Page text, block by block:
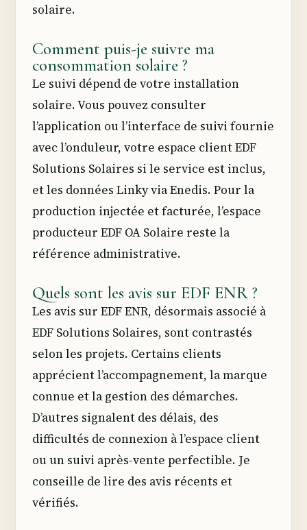
solaire.
Comment puis-je suivre ma
consommation solaire ?
Le suivi dépend de votre installation
solaire. Vous pouvez consulter
l’application ou l’interface de suivi fournie
avec l’onduleur, votre espace client EDF
Solutions Solaires si le service est inclus,
et les données Linky via Enedis. Pour la
production injectée et facturée, l’espace
producteur EDF OA Solaire reste la
référence administrative.
Quels sont les avis sur EDF ENR ?
Les avis sur EDF ENR, désormais associé à
EDF Solutions Solaires, sont contrastés
selon les projets. Certains clients
apprécient l’accompagnement, la marque
connue et la gestion des démarches.
D’autres signalent des délais, des
difficultés de connexion à l’espace client
ou un suivi après-vente perfectible. Je
conseille de lire des avis récents et
vérifiés.